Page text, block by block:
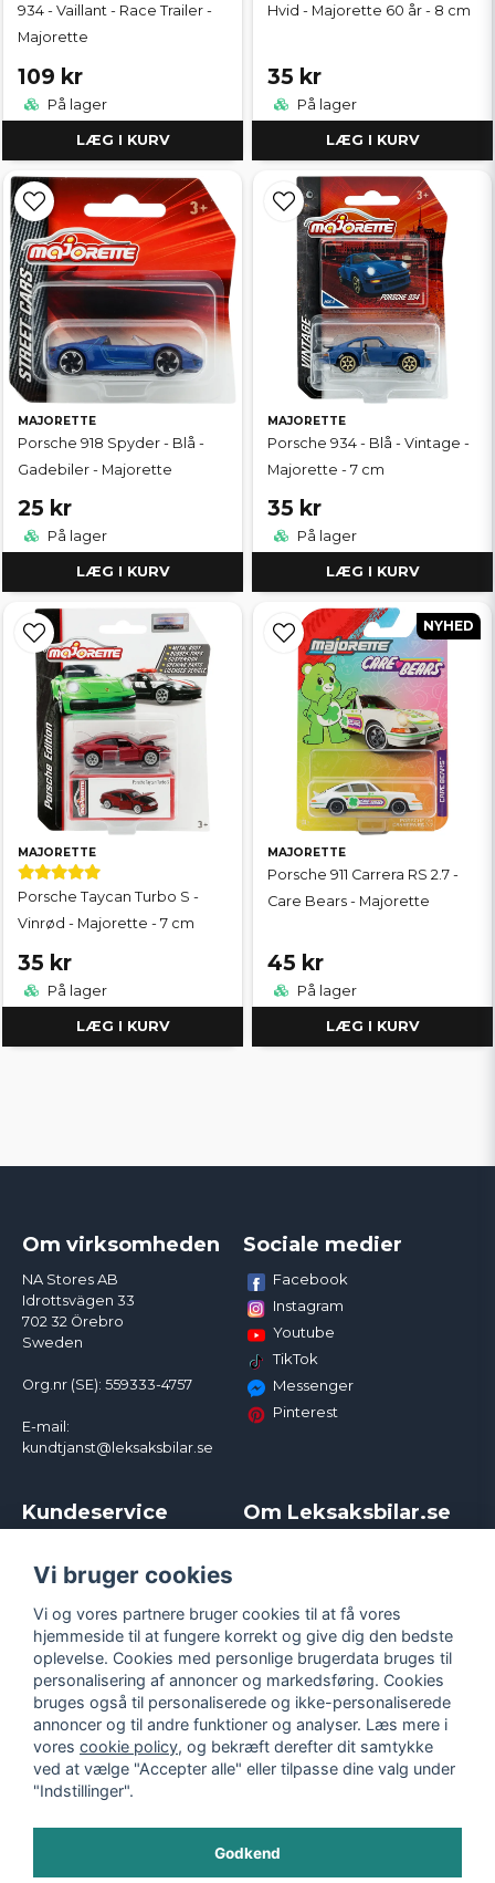
934 - Vaillant - Race Trailer -
Majorette
109 kr
På lager
LÆG I KURV
Hvid - Majorette 60 år - 8 cm
35 kr
På lager
LÆG I KURV
MAJORETTE
Porsche 918 Spyder - Blå -
Gadebiler - Majorette
25 kr
På lager
LÆG I KURV
MAJORETTE
Porsche 934 - Blå - Vintage -
Majorette - 7 cm
35 kr
På lager
LÆG I KURV
MAJORETTE
Porsche Taycan Turbo S -
Vinrød - Majorette - 7 cm
35 kr
På lager
LÆG I KURV
MAJORETTE
Porsche 911 Carrera RS 2.7 -
Care Bears - Majorette
45 kr
På lager
LÆG I KURV
NYHED
Om virksomheden
NA Stores AB
Idrottsvägen 33
702 32 Örebro
Sweden
Org.nr (SE): 559333-4757
E-mail:
kundtjanst@leksaksbilar.se
Sociale medier
Facebook
Instagram
Youtube
TikTok
Messenger
Pinterest
Kundeservice
Kampagner og rabatter
Reklamation
Policy chase cars
Returnera
Logga in
Om Leksaksbilar.se
Handelsbetingelser
Persondatapolitik
Cookies
Vi bruger cookies
Vi og vores partnere bruger cookies til at få vores
hjemmeside til at fungere korrekt og give dig den bedste
oplevelse. Cookies med personlige brugerdata bruges til
personalisering af annoncer og markedsføring. Cookies
bruges også til personaliserede og ikke-personaliserede
annoncer og til andre funktioner og analyser. Læs mere i
vores cookie policy, og bekræft derefter dit samtykke
ved at vælge "Accepter alle" eller tilpasse dine valg under
"Indstillinger".
Godkend